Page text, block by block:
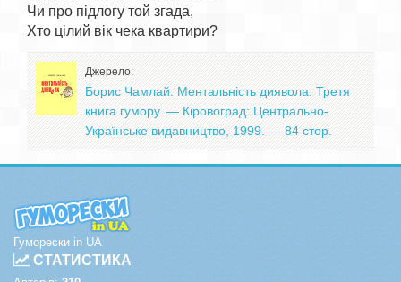
Чи про підлогу той згада,
Джерело:
Борис Чамлай. Ментальність диявола. Третя
книга гумору. — Кіровоград: Центрально-
Українське видавництво, 1999. — 84 стор.
Гуморески in UA
СТАТИСТИКА